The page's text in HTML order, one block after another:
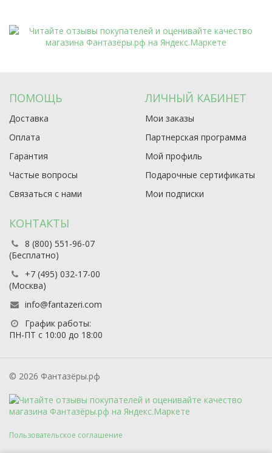
ПОМОЩЬ
Доставка
Оплата
Гарантия
Частые вопросы
Связаться с нами
ЛИЧНЫЙ КАБИНЕТ
Мои заказы
Партнерская программа
Мой профиль
Подарочные сертификаты
Мои подписки
КОНТАКТЫ
8 (800) 551-96-07
(Бесплатно)
+7 (495) 032-17-00
(Москва)
info@fantazeri.com
График работы:
ПН-ПТ с 10:00 до 18:00
© 2026 Фантазёры.рф
Пользовательское соглашение